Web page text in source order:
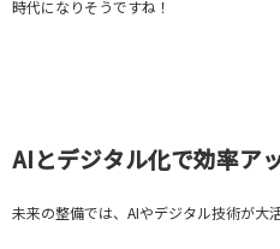
時代になりそうですね！
AIとデジタル化で効率ア
未来の整備では、AIやデジタル技術が大